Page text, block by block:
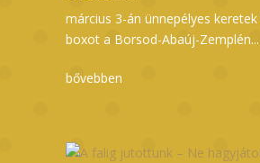
március 3-án ünnepélyes
boxot a Borsod-Abaúj-Zemplén...
bővebben